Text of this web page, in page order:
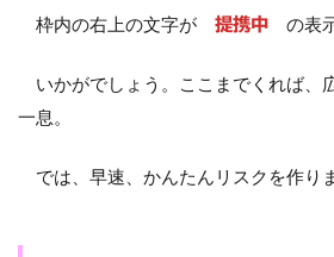
枠内の右上の文字が 提携中 の表
いかがでしょう。ここまでくれば、
一息。
では、早速、かんたんリスクを作り